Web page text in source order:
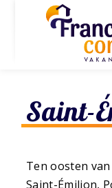
Saint-
Ten oosten
Saint-Émilion,